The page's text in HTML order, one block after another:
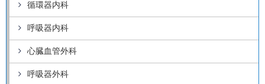
循環器内科
呼吸器内科
心臓血管外科
呼吸器外科